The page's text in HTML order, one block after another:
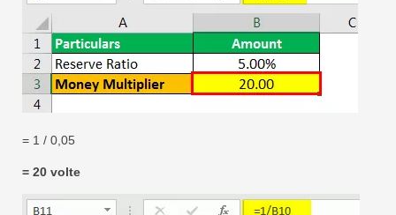
= 1 / 0,05
= 20 volte